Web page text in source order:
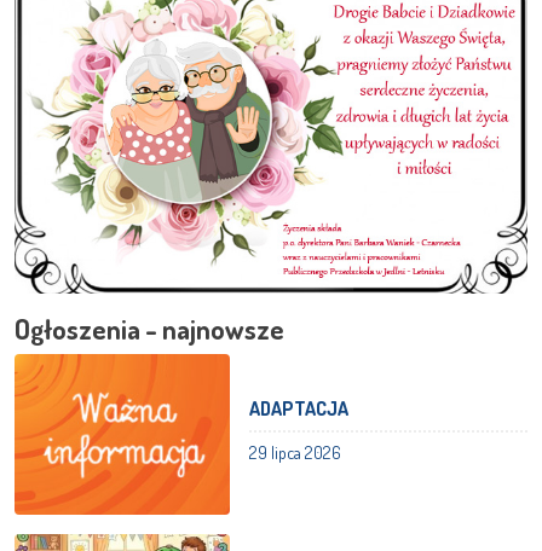
Ogłoszenia - najnowsze
ADAPTACJA
29 lipca 2026